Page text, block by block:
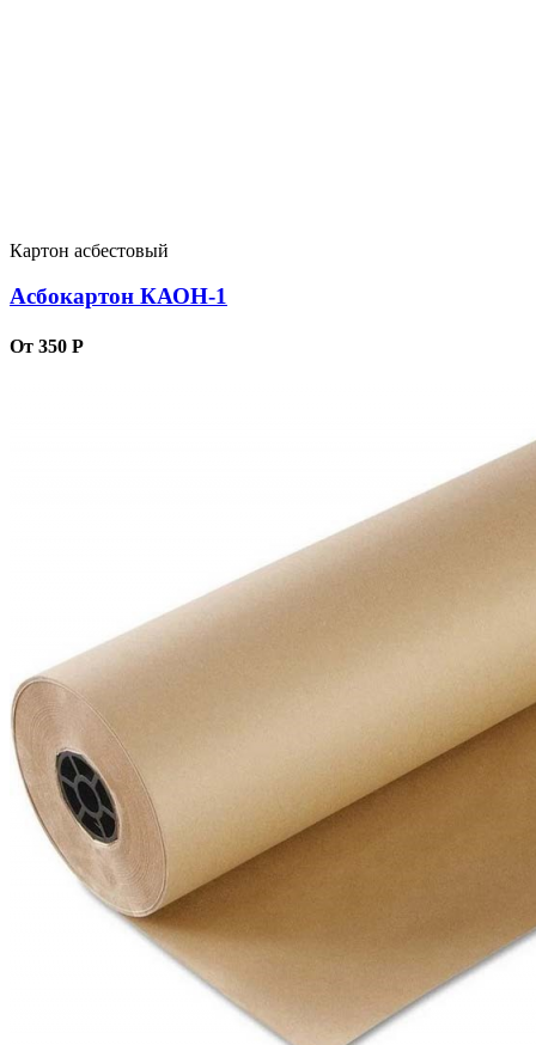
Картон асбестовый
Асбокартон КАОН-1
От 350 Р